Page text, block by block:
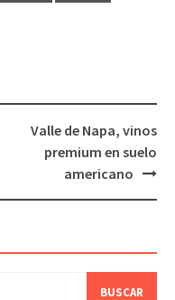
Valle de Napa, vinos
premium en suelo
americano